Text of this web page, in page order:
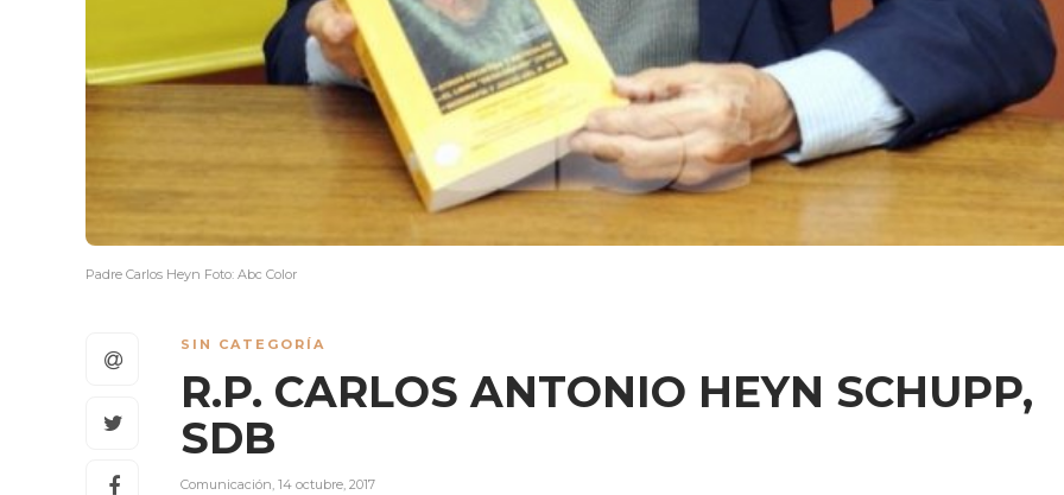
Padre Carlos Heyn Foto: Abc Color
SIN CATEGORÍA
R.P. CARLOS ANTONIO HEYN SCHUPP,
SDB
Comunicación, 14 octubre, 2017